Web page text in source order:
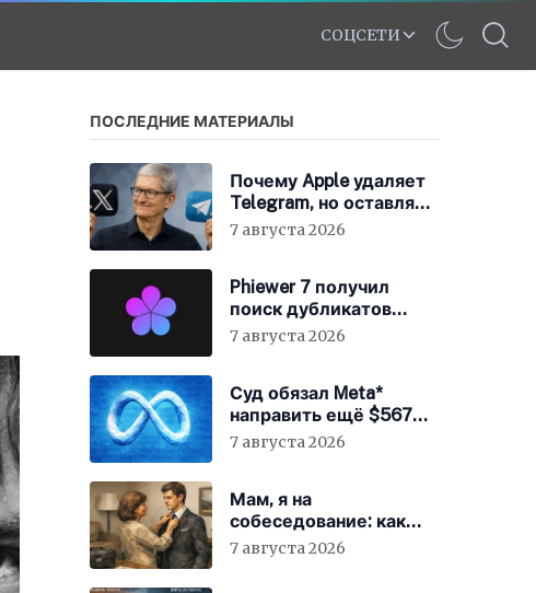
СОЦСЕТИ
ПОСЛЕДНИЕ МАТЕРИАЛЫ
Почему Apple удаляет
Telegram, но оставляет
X
7 августа 2026
Phiewer 7 получил
поиск дубликатов
фотографий
7 августа 2026
Суд обязал Meta*
направить ещё $567
млн на устранение
7 августа 2026
Мам, я на
собеседование: как
гиперопека родителей
7 августа 2026